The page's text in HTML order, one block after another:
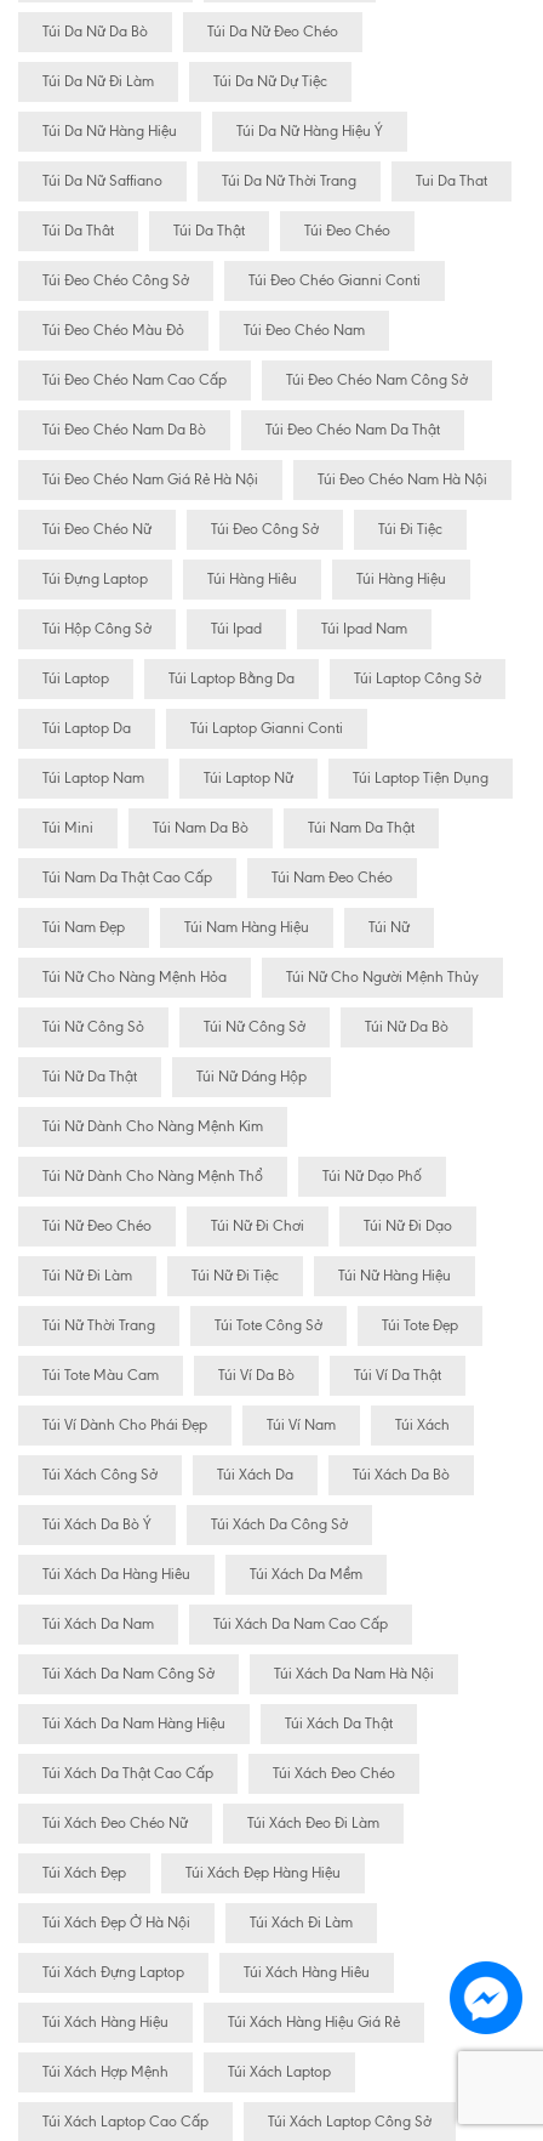
Túi Da Nữ Da Bò Túi Da Nữ Đeo Chéo
Túi Da Nữ Đi Làm Túi Da Nữ Dự Tiệc
Túi Da Nữ Hàng Hiệu Túi Da Nữ Hàng Hiệu Ý
Túi Da Nữ Saffiano Túi Da Nữ Thời Trang Tui Da That
Túi Da Thât Túi Da Thật Túi Đeo Chéo
Túi Đeo Chéo Công Sở Túi Đeo Chéo Gianni Conti
Túi Đeo Chéo Màu Đỏ Túi Đeo Chéo Nam
Túi Đeo Chéo Nam Cao Cấp Túi Đeo Chéo Nam Công Sở
Túi Đeo Chéo Nam Da Bò Túi Đeo Chéo Nam Da Thật
Túi Đeo Chéo Nam Giá Rẻ Hà Nội Túi Đeo Chéo Nam Hà Nội
Túi Đeo Chéo Nữ Túi Đeo Công Sở Túi Đi Tiệc
Túi Đựng Laptop Túi Hàng Hiêu Túi Hàng Hiệu
Túi Hộp Công Sở Túi Ipad Túi Ipad Nam
Túi Laptop Túi Laptop Bằng Da Túi Laptop Công Sở
Túi Laptop Da Túi Laptop Gianni Conti
Túi Laptop Nam Túi Laptop Nữ Túi Laptop Tiện Dụng
Túi Mini Túi Nam Da Bò Túi Nam Da Thật
Túi Nam Da Thật Cao Cấp Túi Nam Đeo Chéo
Túi Nam Đẹp Túi Nam Hàng Hiệu Túi Nữ
Túi Nữ Cho Nàng Mệnh Hỏa Túi Nữ Cho Người Mệnh Thủy
Túi Nữ Công Sỏ Túi Nữ Công Sở Túi Nữ Da Bò
Túi Nữ Da Thật Túi Nữ Dáng Hộp
Túi Nữ Dành Cho Nàng Mệnh Kim
Túi Nữ Dành Cho Nàng Mệnh Thổ Túi Nữ Dạo Phố
Túi Nữ Đeo Chéo Túi Nữ Đi Chơi Túi Nữ Đi Dạo
Túi Nữ Đi Làm Túi Nữ Đi Tiệc Túi Nữ Hàng Hiệu
Túi Nữ Thời Trang Túi Tote Công Sở Túi Tote Đẹp
Túi Tote Màu Cam Túi Ví Da Bò Túi Ví Da Thật
Túi Ví Dành Cho Phái Đẹp Túi Ví Nam Túi Xách
Túi Xách Công Sở Túi Xách Da Túi Xách Da Bò
Túi Xách Da Bò Ý Túi Xách Da Công Sở
Túi Xách Da Hàng Hiêu Túi Xách Da Mềm
Túi Xách Da Nam Túi Xách Da Nam Cao Cấp
Túi Xách Da Nam Công Sở Túi Xách Da Nam Hà Nội
Túi Xách Da Nam Hàng Hiệu Túi Xách Da Thật
Túi Xách Da Thật Cao Cấp Túi Xách Đeo Chéo
Túi Xách Đeo Chéo Nữ Túi Xách Đeo Đi Làm
Túi Xách Đẹp Túi Xách Đẹp Hàng Hiệu
Túi Xách Đẹp Ở Hà Nội Túi Xách Đi Làm
Túi Xách Đựng Laptop Túi Xách Hàng Hiêu
Túi Xách Hàng Hiệu Túi Xách Hàng Hiệu Giá Rẻ
Túi Xách Hợp Mệnh Túi Xách Laptop
Túi Xách Laptop Cao Cấp Túi Xách Laptop Công Sở